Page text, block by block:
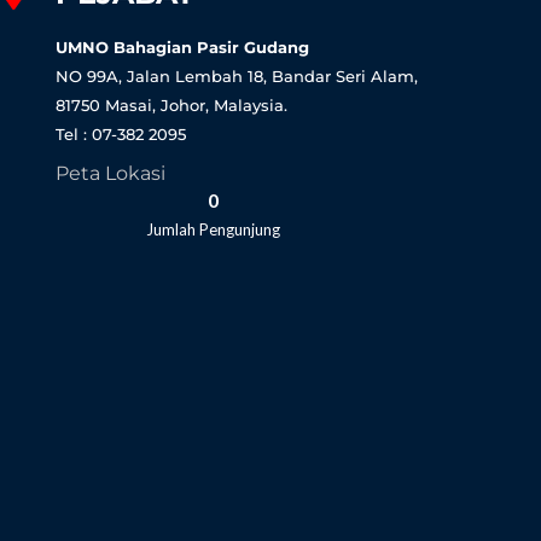
UMNO Bahagian Pasir Gudang
NO 99A, Jalan Lembah 18, Bandar Seri Alam,
81750 Masai, Johor, Malaysia.
Tel : 07-382 2095
Peta Lokasi
Jumlah Pengunjung
0